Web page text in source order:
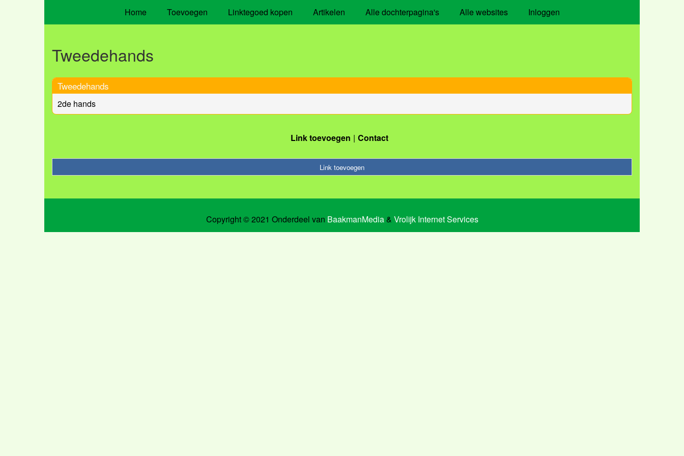
Home Toevoegen Linktegoed kopen Artikelen Alle dochterpagina's Alle websites Inloggen
Tweedehands
Tweedehands
2de hands
Link toevoegen Contact
Link toevoegen
Copyright © 2021 Onderdeel van BaakmanMedia& Vrolijk Internet Services